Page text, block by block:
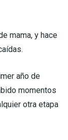
mama, y hace
año de
momentos
otra etapa